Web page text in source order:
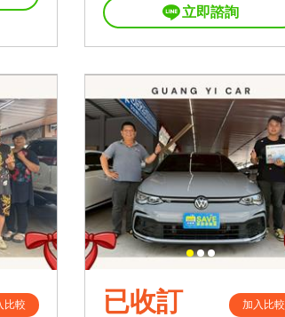
立即諮詢
比較 已收訂 加入比較